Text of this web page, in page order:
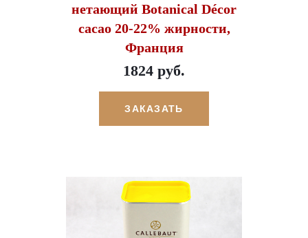
нетающий Botanical Décor
cacao 20-22% жирности,
Франция
1824 руб.
ЗАКАЗАТЬ